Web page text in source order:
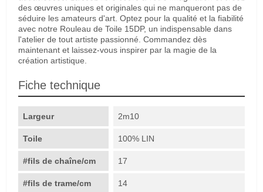
des œuvres uniques et originales qui ne manqueront pas de
séduire les amateurs d'art. Optez pour la qualité et la fiabilité
avec notre Rouleau de Toile 15DP, un indispensable dans
l'atelier de tout artiste passionné. Commandez dès
maintenant et laissez-vous inspirer par la magie de la
création artistique.
Fiche technique
Largeur 2m10
Toile 100% LIN
#fils de chaîne/cm 17
#fils de trame/cm 14